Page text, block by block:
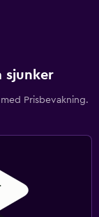
sjunker
Prisbevakning.